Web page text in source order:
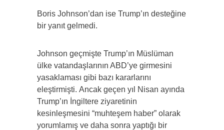
Boris Johnson’dan ise Trump’ın desteğine
bir yanıt gelmedi.
Johnson geçmişte Trump’ın Müslüman
ülke vatandaşlarının ABD’ye girmesini
yasaklaması gibi bazı kararlarını
eleştirmişti. Ancak geçen yıl Nisan ayında
Trump’ın İngiltere ziyaretinin
kesinleşmesini “muhteşem haber” olarak
yorumlamış ve daha sonra yaptığı bir